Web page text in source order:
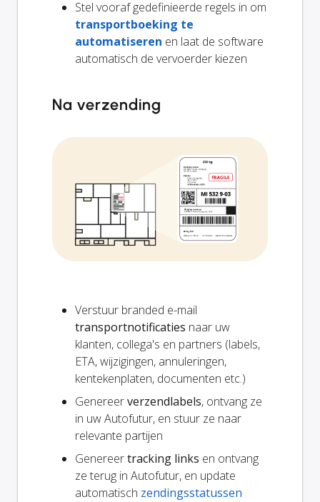
Stel vooraf gedefinieerde regels in om
transportboeking te
automatiseren en laat de software
automatisch de vervoerder kiezen
Na verzending
Verstuur branded e-mail
transportnotificaties naar uw
klanten, collega's en partners (labels,
ETA, wijzigingen, annuleringen,
kentekenplaten, documenten etc.)
Genereerverzendlabels, ontvang ze
in uw Autofutur, en stuur ze naar
relevante partijen
Genereertracking links en ontvang
ze terug in Autofutur, en update
automatisch zendingsstatussen